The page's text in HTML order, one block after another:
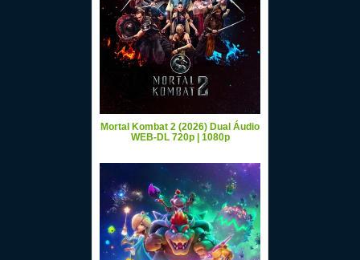
Mortal Kombat 2 (2026) Dual Áudio
WEB-DL 720p | 1080p